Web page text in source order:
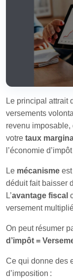
Le principal attrait
versements
revenu imposable,
votre taux
l’économie
Le mécanisme est
déduit fait baisser
L’avantage fiscal
versement
On peut résumer
d’impôt =
Ce qui donne des
d’imposition :